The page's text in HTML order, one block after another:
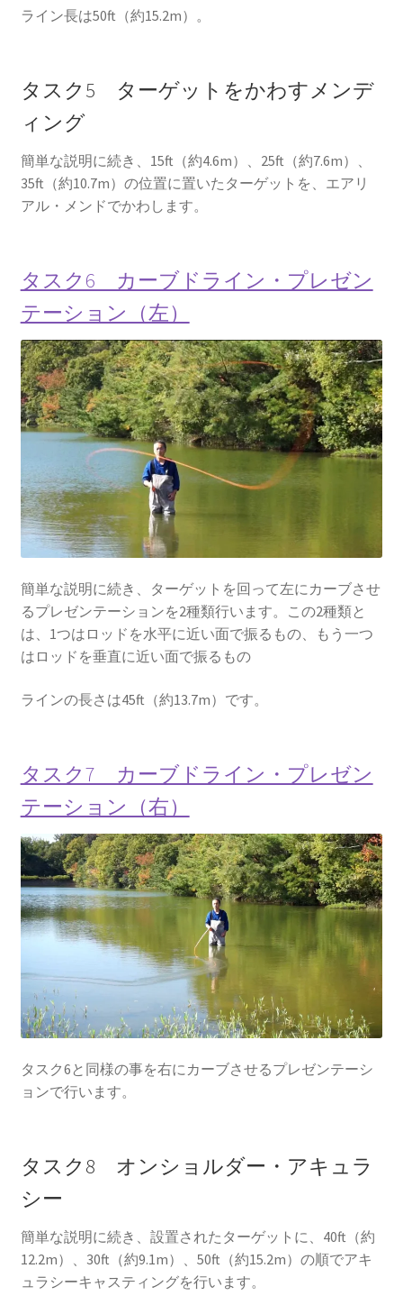
ライン長は50ft（約15.2m）。
タスク5 ターゲットをかわすメンデ
ィング
簡単な説明に続き、15ft（約4.6m）、25ft（約7.6m）、
35ft（約10.7m）の位置に置いたターゲットを、エアリ
アル・メンドでかわします。
タスク6 カーブドライン・プレゼン
テーション（左）
簡単な説明に続き、ターゲットを回って左にカーブさせ
るプレゼンテーションを2種類行います。この2種類と
は、1つはロッドを水平に近い面で振るもの、もう一つ
はロッドを垂直に近い面で振るもの
ラインの長さは45ft（約13.7m）です。
タスク7 カーブドライン・プレゼン
テーション（右）
タスク6と同様の事を右にカーブさせるプレゼンテーシ
ョンで行います。
タスク8 オンショルダー・アキュラ
シー
簡単な説明に続き、設置されたターゲットに、40ft（約
12.2m）、30ft（約9.1m）、50ft（約15.2m）の順でアキ
ュラシーキャスティングを行います。